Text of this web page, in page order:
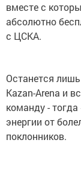
вместе с
абсолютно
с ЦСКА.
Останется
Kazan-Arena и
команду -
энергии от
поклонников.